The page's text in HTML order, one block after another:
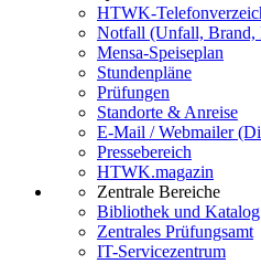
HTWK-
Notfall (Unfall, Brand,
Mensa-Speiseplan
Stundenpläne
Prüfungen
Standorte & Anreise
E-Mail / Webmailer
Pressebereich
HTWK.magazin
Zentrale Bereiche
Bibliothek und Katalog
Zentrales Prüfungsamt
IT-Servicezentrum